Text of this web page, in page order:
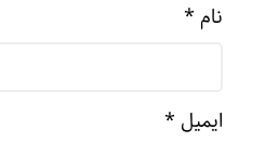
نام *
ایمیل *